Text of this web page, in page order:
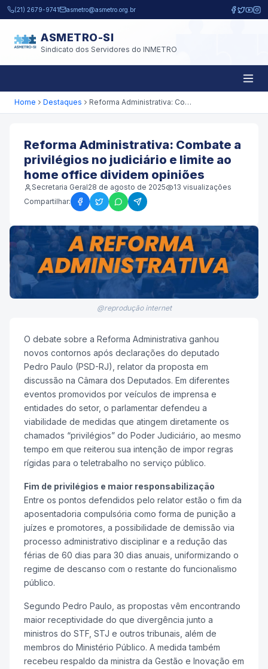
Pular para o conteúdo principal
(21) 2679-9741 asmetro@asmetro.org.br
ASMETRO-SI
Sindicato dos Servidores do INMETRO
Home Destaques Reforma Administrativa: Combate a privilégios no judiciário e limite ao home office dividem opiniões
Reforma Administrativa: Combate a
privilégios no judiciário e limite ao
home office dividem opiniões
Secretaria Geral28 de agosto de 2025 13 visualizações
Compartilhar:
@reprodução internet
O debate sobre a Reforma Administrativa ganhou
novos contornos após declarações do deputado
Pedro Paulo (PSD-RJ), relator da proposta em
discussão na Câmara dos Deputados. Em diferentes
eventos promovidos por veículos de imprensa e
entidades do setor, o parlamentar defendeu a
viabilidade de medidas que atingem diretamente os
chamados “privilégios” do Poder Judiciário, ao mesmo
tempo em que reiterou sua intenção de impor regras
rígidas para o teletrabalho no serviço público.
Fim de privilégios e maior responsabilização
Entre os pontos defendidos pelo relator estão o fim da
aposentadoria compulsória como forma de punição a
juízes e promotores, a possibilidade de demissão via
processo administrativo disciplinar e a redução das
férias de 60 dias para 30 dias anuais, uniformizando o
regime de descanso com o restante do funcionalismo
público.
Segundo Pedro Paulo, as propostas vêm encontrando
maior receptividade do que divergência junto a
ministros do STF, STJ e outros tribunais, além de
membros do Ministério Público. A medida também
recebeu respaldo da ministra da Gestão e Inovação em